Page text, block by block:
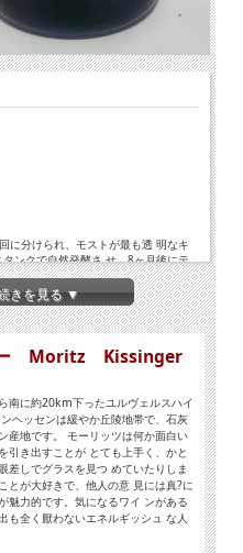
に分けられ、モストが最も透 明なキ
ンクで自然発酵さ せ、8ヶ月後にテ
添加し、18 ヶ月瓶内熟成。 ドサージ
きを見る ▼
ー Moritz Kissinger
に約20km下ったユルヴェルスハイ
ヘッセンは緩やか丘陵地帯で、石灰
産地です。 モーリッツは何か面白い
引き出すことが とても上手く、かと
差しでグラスを見つ めていたりしま
とが大好きで、他人の意 見には真?に
魅力的です。気になるワイ ンがある
も全く厭わないエネルギッシュ な人